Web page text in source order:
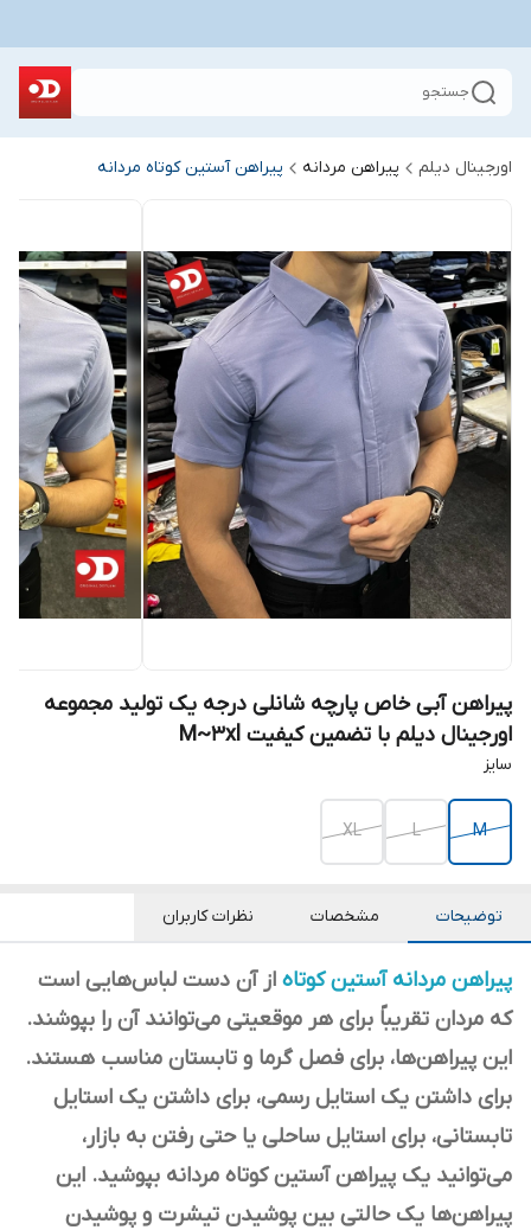
جستجو
اورجینال دیلم پیراهن مردانه پیراهن آستین کوتاه مردانه
پیراهن آبی خاص پارچه شانلی درجه یک تولید مجموعه
اورجینال دیلم با تضمین کیفیت M~3xl
سایز
M
L
XL
توضیحات مشخصات نظرات کاربران
پیراهن مردانه آستین کوتاه از آن دست لباس‌هایی است
که مردان تقریباً برای هر موقعیتی می‌توانند آن را بپوشند.
این پیراهن‌ها، برای فصل گرما و تابستان مناسب هستند.
برای داشتن یک استایل رسمی، برای داشتن یک استایل
تابستانی، برای استایل ساحلی یا حتی رفتن به بازار،
می‌توانید یک پیراهن آستین کوتاه مردانه بپوشید. این
پیراهن‌ها یک حالتی بین پوشیدن تیشرت و پوشیدن